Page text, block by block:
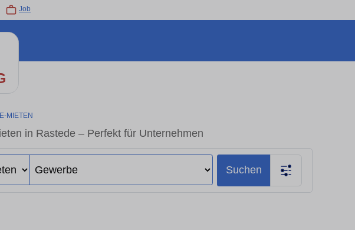
Job
MIETEN
in Rastede – Perfekt für Unternehmen
Suchen